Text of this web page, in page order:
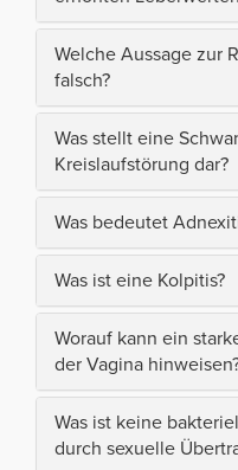
Welche Aussage zur
falsch?
Was stellt eine
Kreislaufstörung dar?
Was bedeutet
Was ist eine Kolpitis?
Worauf kann ein
der Vagina
Was ist keine
durch sexuelle